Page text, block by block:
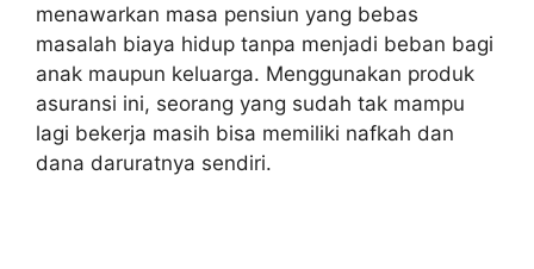
menawarkan masa pensiun yang bebas
masalah biaya hidup tanpa menjadi beban bagi
anak maupun keluarga. Menggunakan produk
asuransi ini, seorang yang sudah tak mampu
lagi bekerja masih bisa memiliki nafkah dan
dana daruratnya sendiri.